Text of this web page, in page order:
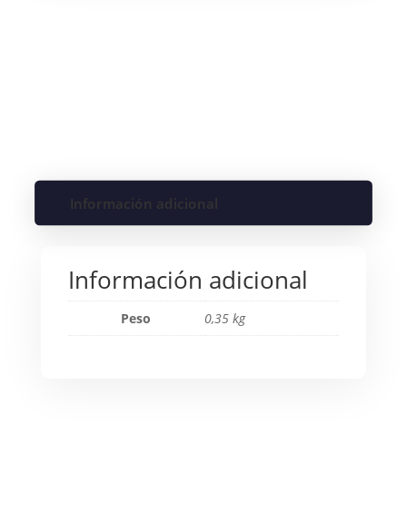
Información adicional
Información adicional
Peso 0,35 kg